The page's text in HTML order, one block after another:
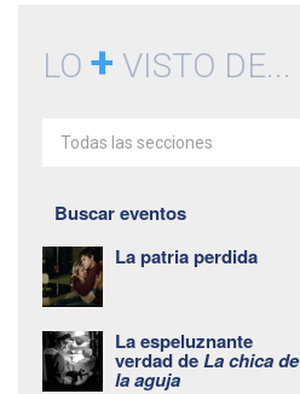
LO + VISTO DE...
Todas las secciones
Buscar eventos
La patria perdida
La espeluznante
verdad deLa chica de
la aguja